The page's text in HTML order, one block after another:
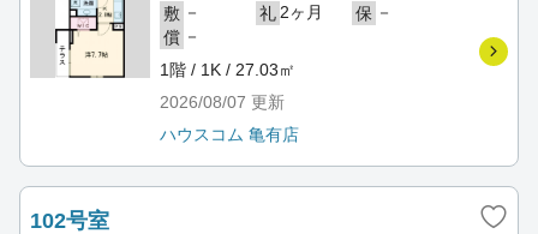
敷 － 礼 2ヶ月 保 －
償 －
1階 / 1K / 27.03㎡
2026/08/07 更新
ハウスコム 亀有店
102号室